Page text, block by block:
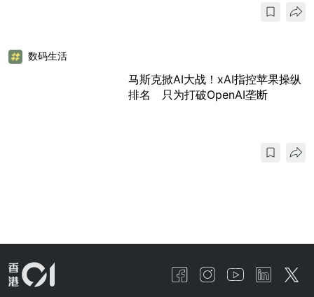
数码生活
马斯克掀AI大战！xAI指控苹果操纵
排名 只为打破OpenAI垄断